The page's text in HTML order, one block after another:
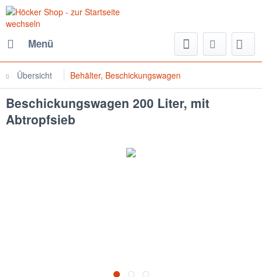
Menü
Übersicht Behälter, Beschickungswagen
Beschickungswagen 200 Liter, mit
Abtropfsieb